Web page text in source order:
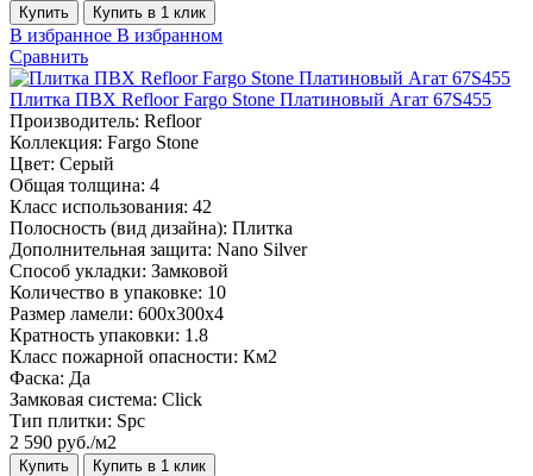
Купить Купить в 1 клик
В избранное В избранном
Сравнить
Плитка ПВХ Refloor Fargo Stone Платиновый Агат 67S455
Производитель: Refloor
Коллекция: Fargo Stone
Цвет: Серый
Общая толщина: 4
Класс использования: 42
Полосность (вид дизайна): Плитка
Дополнительная защита: Nano Silver
Способ укладки: Замковой
Количество в упаковке: 10
Размер ламели: 600х300х4
Кратность упаковки: 1.8
Класс пожарной опасности: Км2
Фаска: Да
Замковая система: Click
Тип плитки: Spc
2 590 руб./м2
Купить Купить в 1 клик